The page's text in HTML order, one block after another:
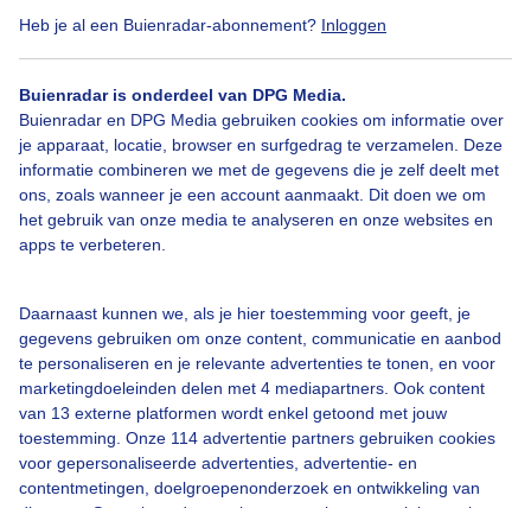
Heb je al een Buienradar-abonnement? Inloggen
Buienradar is onderdeel van DPG Media.
Buienradar en DPG Media gebruiken cookies om informatie over
je apparaat, locatie, browser en surfgedrag te verzamelen. Deze
informatie combineren we met de gegevens die je zelf deelt met
ons, zoals wanneer je een account aanmaakt. Dit doen we om
het gebruik van onze media te analyseren en onze websites en
apps te verbeteren.
Daarnaast kunnen we, als je hier toestemming voor geeft, je
gegevens gebruiken om onze content, communicatie en aanbod
te personaliseren en je relevante advertenties te tonen, en voor
marketingdoeleinden delen met 4 mediapartners. Ook content
van 13 externe platformen wordt enkel getoond met jouw
toestemming. Onze 114 advertentie partners gebruiken cookies
voor gepersonaliseerde advertenties, advertentie- en
contentmetingen, doelgroepenonderzoek en ontwikkeling van
Camping Buitenzitten Mooiweer
Een moment geduld aub...